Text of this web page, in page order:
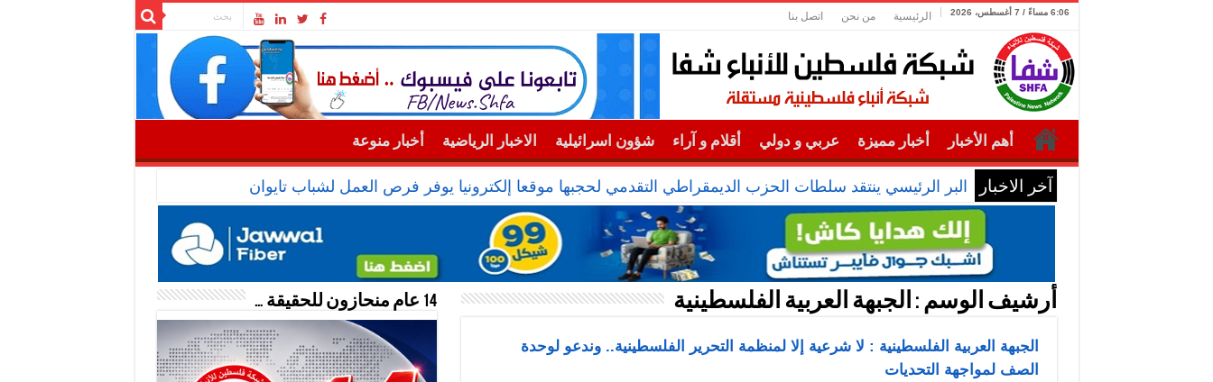
6:06 مساءً / 7 أغسطس، 2026 الرئيسية من نحن اتصل بنا
أهم الأخبار أخبار مميزة عربي و دولي أقلام و آراء شؤون اسرائيلية الاخبار الرياضية أخبار منوعة
آخر الاخبار البر الرئيسي ينتقد سلطات الحزب الديمقراطي التقدمي لحجبها موقعا إلكترونيا يوفر فرص العمل لشباب تايوان
أرشيف الوسم : الجبهة العربية الفلسطينية
الجبهة العربية الفلسطينية : لا شرعية إلا لمنظمة التحرير الفلسطينية.. وندعو لوحدة
الصف لمواجهة التحديات
14 عام منحازون للحقيقة …